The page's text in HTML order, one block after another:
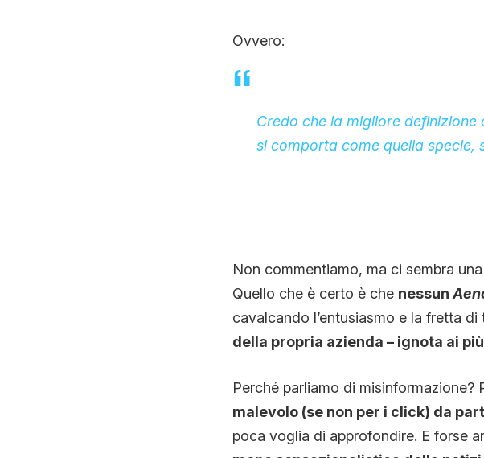
Ovvero:
Credo che la migliore definizione
si comporta come quella specie,
Non commentiamo, ma ci sembra
Quello che è certo è che nessun
cavalcando l’entusiasmo e la fretta
della propria azienda – ignota ai
Perché parliamo di misinformazione?
malevolo (se non per i click) da
poca voglia di approfondire. E forse